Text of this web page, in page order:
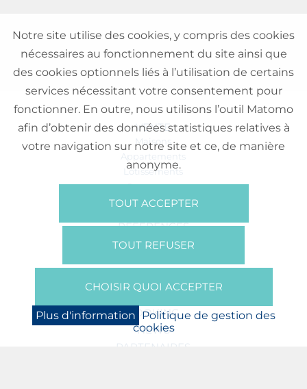
VENTE
Maisons
Appartements
Lotissements
Commerces
Bureaux
RÉFÉRENCES
SUR NOUS
Presse
BOOKING
NEWS
PARTENAIRES
Notre site utilise des cookies, y compris des cookies
nécessaires au fonctionnement du site ainsi que
des cookies optionnels liés à l’utilisation de certains
services nécessitant votre consentement pour
fonctionner. En outre, nous utilisons l’outil Matomo
afin d’obtenir des données statistiques relatives à
votre navigation sur notre site et ce, de manière
anonyme.
TOUT ACCEPTER
TOUT REFUSER
CHOISIR QUOI ACCEPTER
Plus d'information Politique de gestion des
cookies